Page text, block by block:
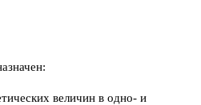
величин в одно- и